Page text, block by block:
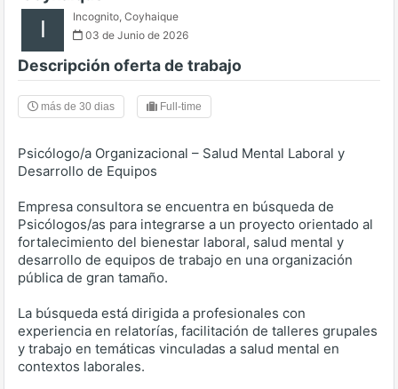
I Incognito, Coyhaique
03 de Junio de 2026
Descripción oferta de trabajo
más de 30 dias Full-time
Psicólogo/a Organizacional – Salud Mental Laboral y
Desarrollo de Equipos
Empresa consultora se encuentra en búsqueda de
Psicólogos/as para integrarse a un proyecto orientado al
fortalecimiento del bienestar laboral, salud mental y
desarrollo de equipos de trabajo en una organización
pública de gran tamaño.
La búsqueda está dirigida a profesionales con
experiencia en relatorías, facilitación de talleres grupales
y trabajo en temáticas vinculadas a salud mental en
contextos laborales.